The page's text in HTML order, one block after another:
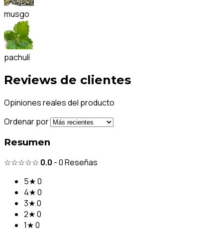
musgo
pachulí
Reviews de clientes
Opiniones reales del producto
Ordenar por
Resumen
☆☆☆☆☆ 0.0 -0Reseñas
5★0
4★0
3★0
2★0
1★0